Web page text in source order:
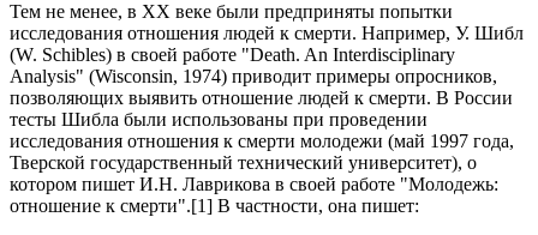
Тем не менее, в ХХ веке были предприняты попытки
исследования отношения людей к смерти. Например, У. Шибл
(W. Schibles) в своей работе "Death. An Interdisciplinary
Analysis" (Wisconsin, 1974) приводит примеры опросников,
позволяющих выявить отношение людей к смерти. В России
тесты Шибла были использованы при проведении
исследования отношения к смерти молодежи (май 1997 года,
Тверской государственный технический университет), о
котором пишет И.Н. Лаврикова в своей работе "Молодежь:
отношение к смерти".[1] В частности, она пишет: